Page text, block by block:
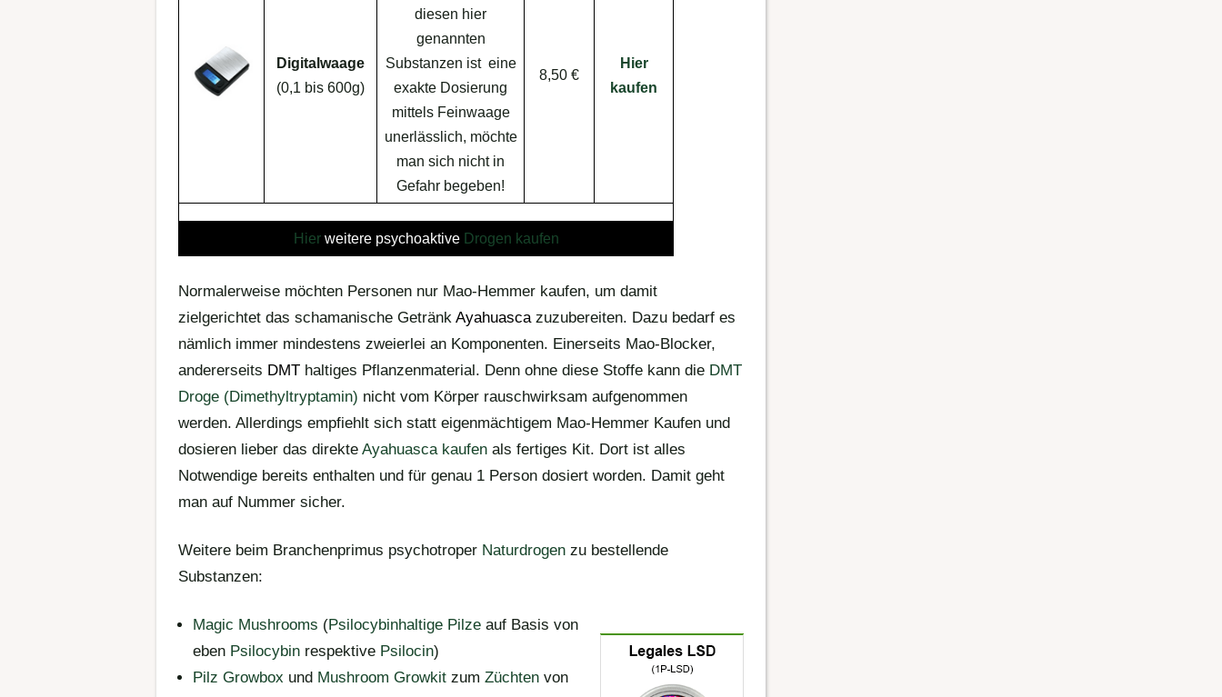
Digitalwaage
(0,1 bis 600g)
diesen hier
genannten
Substanzen ist eine
exakte Dosierung
mittels Feinwaage
unerlässlich, möchte
man sich nicht in
Gefahr begeben!
8,50 €
Hier
kaufen
Hierweitere psychoaktive Drogen kaufen
Normalerweise möchten Personen nur Mao-Hemmer kaufen, um damit
zielgerichtet das schamanische Getränk Ayahuasca zuzubereiten. Dazu bedarf es
nämlich immer mindestens zweierlei an Komponenten. Einerseits Mao-Blocker,
andererseits DMT haltiges Pflanzenmaterial. Denn ohne diese Stoffe kann die DMT
Droge (Dimethyltryptamin) nicht vom Körper rauschwirksam aufgenommen
werden. Allerdings empfiehlt sich statt eigenmächtigem Mao-Hemmer Kaufen und
dosieren lieber das direkte Ayahuasca kaufen als fertiges Kit. Dort ist alles
Notwendige bereits enthalten und für genau 1 Person dosiert worden. Damit geht
man auf Nummer sicher.
Weitere beim Branchenprimus psychotroper Naturdrogen zu bestellende
Substanzen:
Magic Mushrooms (Psilocybinhaltige Pilze auf Basis von
eben Psilocybin respektive Psilocin)
Pilz Growbox und Mushroom Growkit zum Züchten von